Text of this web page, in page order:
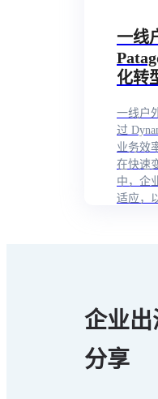
一线
化转
一线户
过
业务效
在快速
中，企
适应，
了解
企业
分享